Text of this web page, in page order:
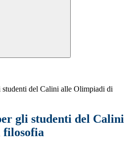
del Calini alle Olimpiadi di
gli studenti del Calini